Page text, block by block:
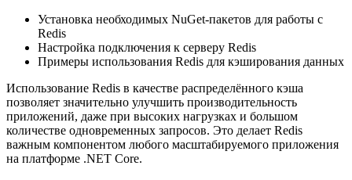
Установка необходимых NuGet-пакетов для работы с
Redis
Настройка подключения к серверу Redis
Примеры использования Redis для кэширования данных
Использование Redis в качестве распределённого кэша
позволяет значительно улучшить производительность
приложений, даже при высоких нагрузках и большом
количестве одновременных запросов. Это делает Redis
важным компонентом любого масштабируемого приложения
на платформе .NET Core.